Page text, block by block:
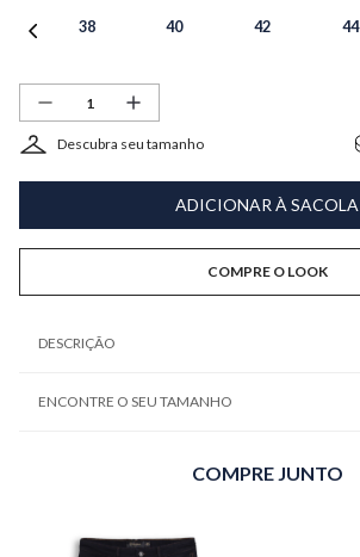
38 40 42 44
Descubra seu tamanho
ADICIONAR À SACOLA
COMPRE O LOOK
DESCRIÇÃO
ENCONTRE O SEU TAMANHO
COMPRE JUNTO